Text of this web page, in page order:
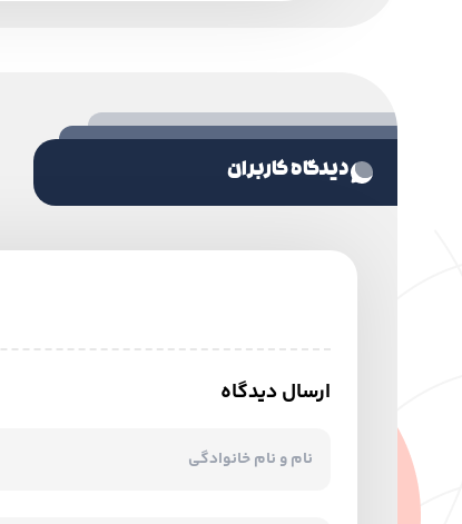
دیدگاه کاربران
ارسال دیدگاه